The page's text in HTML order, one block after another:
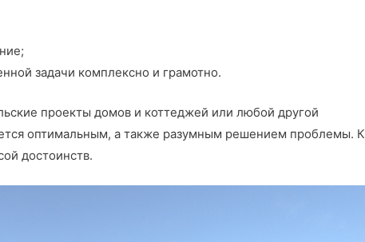
задачи комплексно и грамотно.
проекты домов и коттеджей или любой другой
оптимальным, а также разумным решением проблемы. К
достоинств.